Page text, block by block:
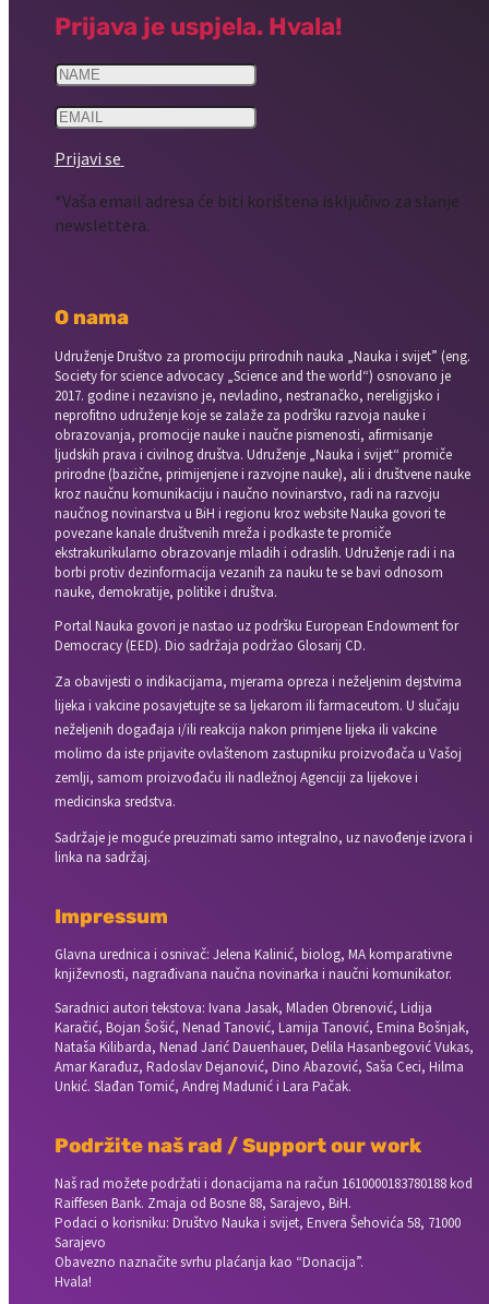
Prijava je uspjela. Hvala!
Prijavi se
*Vaša email adresa će biti korištena isključivo za slanje
newslettera.
O nama
Udruženje Društvo za promociju prirodnih nauka „Nauka i svijet” (eng.
Society for science advocacy „Science and the world“) osnovano je
2017. godine i nezavisno je, nevladino, nestranačko, nereligijsko i
neprofitno udruženje koje se zalaže za podršku razvoja nauke i
obrazovanja, promocije nauke i naučne pismenosti, afirmisanje
ljudskih prava i civilnog društva. Udruženje „Nauka i svijet“ promiče
prirodne (bazične, primijenjene i razvojne nauke), ali i društvene nauke
kroz naučnu komunikaciju i naučno novinarstvo, radi na razvoju
naučnog novinarstva u BiH i regionu kroz website Nauka govori te
povezane kanale društvenih mreža i podkaste te promiče
ekstrakurikularno obrazovanje mladih i odraslih. Udruženje radi i na
borbi protiv dezinformacija vezanih za nauku te se bavi odnosom
nauke, demokratije, politike i društva.
Portal Nauka govori je nastao uz podršku European Endowment for
Democracy (EED). Dio sadržaja podržao Glosarij CD.
Za obavijesti o indikacijama, mjerama opreza i neželjenim dejstvima
lijeka i vakcine posavjetujte se sa ljekarom ili farmaceutom. U slučaju
neželjenih događaja i/ili reakcija nakon primjene lijeka ili vakcine
molimo da iste prijavite ovlaštenom zastupniku proizvođača u Vašoj
zemlji, samom proizvođaču ili nadležnoj Agenciji za lijekove i
medicinska sredstva.
Sadržaje je moguće preuzimati samo integralno, uz navođenje izvora i
linka na sadržaj.
Impressum
Glavna urednica i osnivač: Jelena Kalinić, biolog, MA komparativne
književnosti, nagrađivana naučna novinarka i naučni komunikator.
Saradnici autori tekstova: Ivana Jasak, Mladen Obrenović, Lidija
Karačić, Bojan Šošić, Nenad Tanović, Lamija Tanović, Emina Bošnjak,
Nataša Kilibarda, Nenad Jarić Dauenhauer, Delila Hasanbegović Vukas,
Amar Karađuz, Radoslav Dejanović, Dino Abazović, Saša Ceci, Hilma
Unkić. Slađan Tomić, Andrej Madunić i Lara Pačak.
Podržite naš rad / Support our work
Naš rad možete podržati i donacijama na račun 1610000183780188 kod
Raiffesen Bank. Zmaja od Bosne 88, Sarajevo, BiH.
Podaci o korisniku: Društvo Nauka i svijet, Envera Šehovića 58, 71000
Sarajevo
Obavezno naznačite svrhu plaćanja kao “Donacija”.
Hvala!